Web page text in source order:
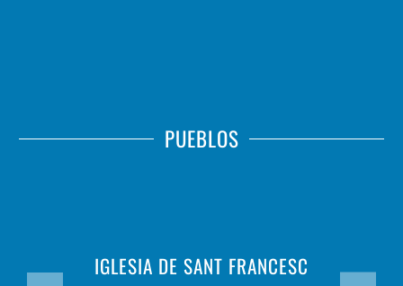
PUEBLOS
IGLESIA DE SANT FRANCESC